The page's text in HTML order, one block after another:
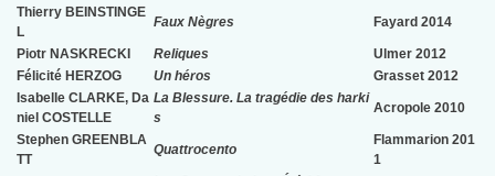
Thierry BEINSTINGE
L
Faux Nègres Fayard 2014
Piotr NASKRECKI Reliques
Ulmer 2012
Félicité HERZOG
Un héros
Grasset 2012
Isabelle CLARKE, Da
niel COSTELLE
La Blessure. La tragédie des harki
s
Acropole 2010
Stephen GREENBLA
TT
Quattrocento
Flammarion 201
1